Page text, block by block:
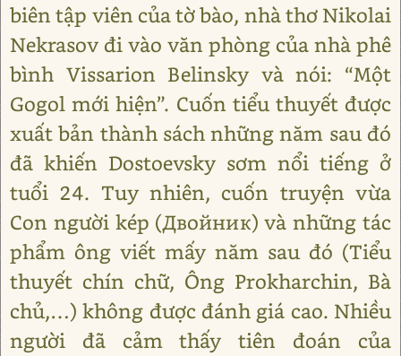
biên tập viên của tờ bào, nhà thơ Nikolai
Nekrasov đi vào văn phòng của nhà phê
bình Vissarion Belinsky và nói: “Một
Gogol mới hiện”. Cuốn tiểu thuyết được
xuất bản thành sách những năm sau đó
đã khiến Dostoevsky sơm nổi tiếng ở
tuổi 24. Tuy nhiên, cuốn truyện vừa
Con người kép (Двойник) và những tác
phẩm ông viết mấy năm sau đó (Tiểu
thuyết chín chữ, Ông Prokharchin, Bà
chủ,…) không được đánh giá cao. Nhiều
người đã cảm thấy tiên đoán của